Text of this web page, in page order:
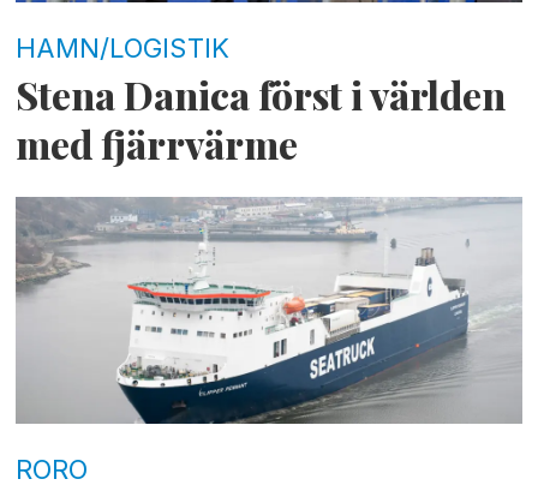
HAMN/LOGISTIK
Stena Danica först i världen
med fjärrvärme
RORO